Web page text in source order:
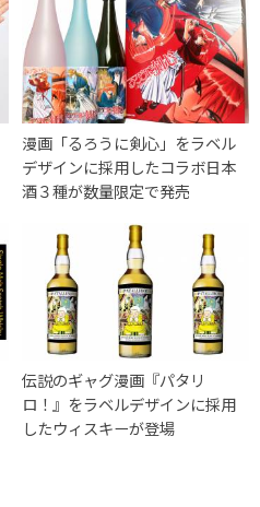
漫画「るろうに剣心」をラベル
デザインに採用したコラボ日本
酒３種が数量限定で発売
伝説のギャグ漫画『パタリ
ロ！』をラベルデザインに採用
したウィスキーが登場